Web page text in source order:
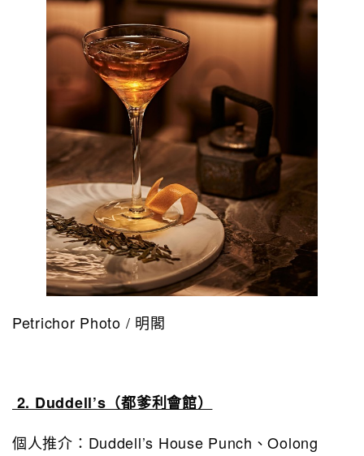
Petrichor Photo / 明閣
2. Duddell’s（都爹利會館）
個人推介：Duddell’s House Punch、Oolong